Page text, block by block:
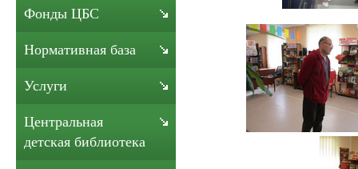
Фонды ЦБС
Нормативная база
Услуги
Центральная
детская библиотека